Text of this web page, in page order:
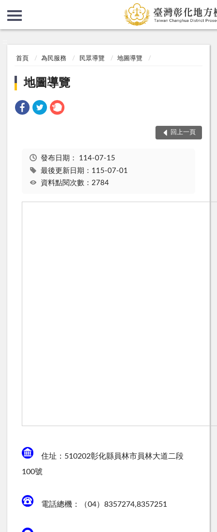
首頁 為民服務 民眾導覽 地圖導覽
地圖導覽
回上一頁
發布日期： 114-07-15
最後更新日期：115-07-01
資料點閱次數：2784
住址：510202彰化縣員林市員林大道二段
100號
電話總機：（04）8357274,8357251